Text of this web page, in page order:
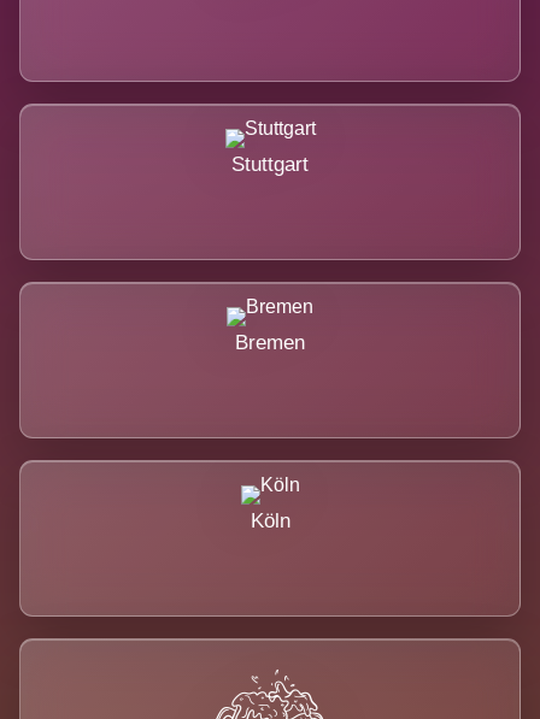
Stuttgart
Bremen
Köln